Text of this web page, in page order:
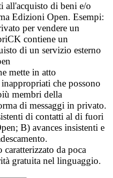
di beni e/o
Edizioni Open. Esempi:
per vendere un
contiene un
di un servizio esterno
mette in atto
che possono
membri della
di messaggi in privato.
di contatti al di fuori
B) avances insistenti e
caratterizzato da poca
gratuita nel linguaggio.